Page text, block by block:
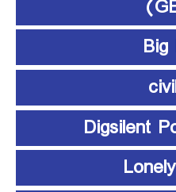
Big
Digsilent